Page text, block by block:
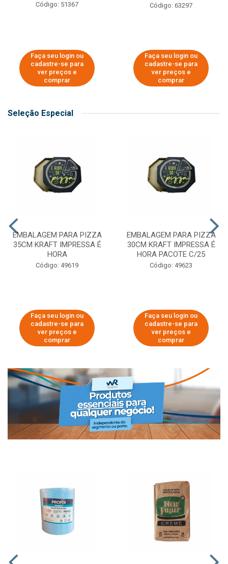
Código: 51367
Faça seu login ou
cadastre-se para
ver preços e
comprar
Código: 63297
Faça seu login ou
cadastre-se para
ver preços e
comprar
Seleção Especial
EMBALAGEM PARA PIZZA
35CM KRAFT IMPRESSA É
HORA
Código: 49619
Faça seu login ou
cadastre-se para
ver preços e
comprar
EMBALAGEM PARA PIZZA
30CM KRAFT IMPRESSA É
HORA PACOTE C/25
Código: 49623
Faça seu login ou
cadastre-se para
ver preços e
comprar